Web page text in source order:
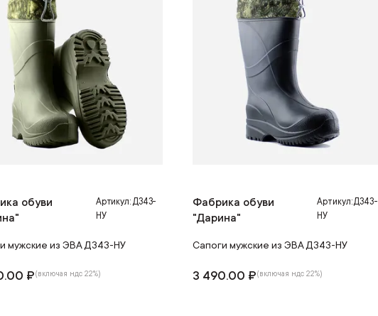
обуви
Артикул: Д343-
НУ
мужские из ЭВА Д343-НУ
₽(включая ндс 22%)
Фабрика обуви
"Дарина"
Артикул: Д343-
НУ
Сапоги мужские из ЭВА Д343-НУ
3 490.00 ₽(включая ндс 22%)